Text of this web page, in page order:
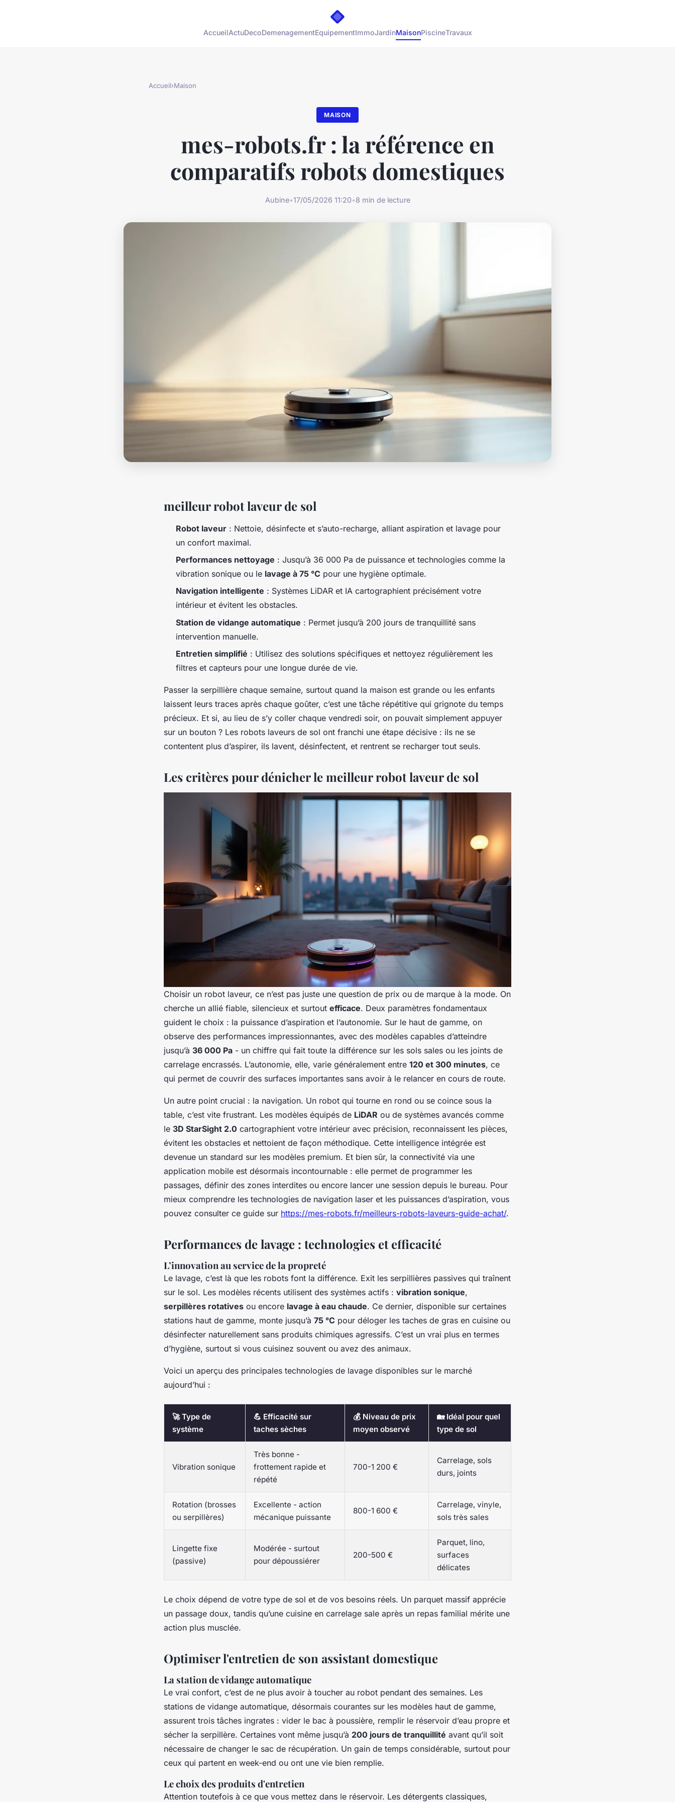
AccueilActuDecoDemenagementEquipementImmoJardinMaisonPiscineTravaux
Accueil›Maison
MAISON
mes-robots.fr : la référence en
comparatifs robots domestiques
Aubine•17/05/2026 11:20•8 min de lecture
meilleur robot laveur de sol
Robot laveur : Nettoie, désinfecte et s’auto-recharge, alliant aspiration et lavage pour
un confort maximal.
Performances nettoyage : Jusqu’à 36 000 Pa de puissance et technologies comme la
vibration sonique ou le lavage à 75 °C pour une hygiène optimale.
Navigation intelligente : Systèmes LiDAR et IA cartographient précisément votre
intérieur et évitent les obstacles.
Station de vidange automatique : Permet jusqu’à 200 jours de tranquillité sans
intervention manuelle.
Entretien simplifié : Utilisez des solutions spécifiques et nettoyez régulièrement les
filtres et capteurs pour une longue durée de vie.
Passer la serpillière chaque semaine, surtout quand la maison est grande ou les enfants
laissent leurs traces après chaque goûter, c’est une tâche répétitive qui grignote du temps
précieux. Et si, au lieu de s’y coller chaque vendredi soir, on pouvait simplement appuyer
sur un bouton ? Les robots laveurs de sol ont franchi une étape décisive : ils ne se
contentent plus d’aspirer, ils lavent, désinfectent, et rentrent se recharger tout seuls.
Les critères pour dénicher le meilleur robot laveur de sol
Choisir un robot laveur, ce n’est pas juste une question de prix ou de marque à la mode. On
cherche un allié fiable, silencieux et surtout efficace. Deux paramètres fondamentaux
guident le choix : la puissance d’aspiration et l’autonomie. Sur le haut de gamme, on
observe des performances impressionnantes, avec des modèles capables d’atteindre
jusqu’à 36 000 Pa - un chiffre qui fait toute la différence sur les sols sales ou les joints de
carrelage encrassés. L’autonomie, elle, varie généralement entre 120 et 300 minutes, ce
qui permet de couvrir des surfaces importantes sans avoir à le relancer en cours de route.
Un autre point crucial : la navigation. Un robot qui tourne en rond ou se coince sous la
table, c’est vite frustrant. Les modèles équipés de LiDAR ou de systèmes avancés comme
le 3D StarSight 2.0 cartographient votre intérieur avec précision, reconnaissent les pièces,
évitent les obstacles et nettoient de façon méthodique. Cette intelligence intégrée est
devenue un standard sur les modèles premium. Et bien sûr, la connectivité via une
application mobile est désormais incontournable : elle permet de programmer les
passages, définir des zones interdites ou encore lancer une session depuis le bureau. Pour
mieux comprendre les technologies de navigation laser et les puissances d’aspiration, vous
pouvez consulter ce guide sur https://mes-robots.fr/meilleurs-robots-laveurs-guide-achat/.
Performances de lavage : technologies et efficacité
L’innovation au service de la propreté
Le lavage, c’est là que les robots font la différence. Exit les serpillières passives qui traînent
sur le sol. Les modèles récents utilisent des systèmes actifs : vibration sonique,
serpillères rotatives ou encore lavage à eau chaude. Ce dernier, disponible sur certaines
stations haut de gamme, monte jusqu’à 75 °C pour déloger les taches de gras en cuisine ou
désinfecter naturellement sans produits chimiques agressifs. C’est un vrai plus en termes
d’hygiène, surtout si vous cuisinez souvent ou avez des animaux.
Voici un aperçu des principales technologies de lavage disponibles sur le marché
aujourd’hui :
🚀 Type de
système
💪 Efficacité sur
taches sèches
💰 Niveau de prix
moyen observé
🏡 Idéal pour quel
type de sol
Vibration sonique
Très bonne -
frottement rapide et
répété
700-1 200 €
Carrelage, sols
durs, joints
Rotation (brosses
ou serpillères)
Excellente - action
mécanique puissante
800-1 600 €
Carrelage, vinyle,
sols très sales
Lingette fixe
(passive)
Modérée - surtout
pour dépoussiérer
200-500 €
Parquet, lino,
surfaces
délicates
Le choix dépend de votre type de sol et de vos besoins réels. Un parquet massif apprécie
un passage doux, tandis qu’une cuisine en carrelage sale après un repas familial mérite une
action plus musclée.
Optimiser l'entretien de son assistant domestique
La station de vidange automatique
Le vrai confort, c’est de ne plus avoir à toucher au robot pendant des semaines. Les
stations de vidange automatique, désormais courantes sur les modèles haut de gamme,
assurent trois tâches ingrates : vider le bac à poussière, remplir le réservoir d’eau propre et
sécher la serpillère. Certaines vont même jusqu’à 200 jours de tranquillité avant qu’il soit
nécessaire de changer le sac de récupération. Un gain de temps considérable, surtout pour
ceux qui partent en week-end ou ont une vie bien remplie.
Le choix des produits d'entretien
Attention toutefois à ce que vous mettez dans le réservoir. Les détergents classiques,